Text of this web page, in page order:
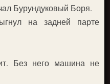
Бурундуковый Боря.
на задней парте
Без него машина не